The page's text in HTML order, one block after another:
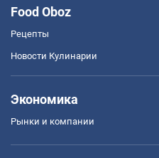
Food Oboz
Рецепты
Новости Кулинарии
Экономика
Рынки и компании